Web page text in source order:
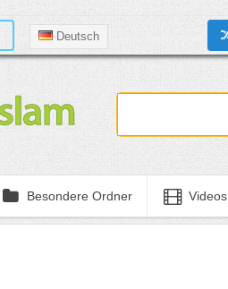
Deutsch
Besondere Ordner Videos